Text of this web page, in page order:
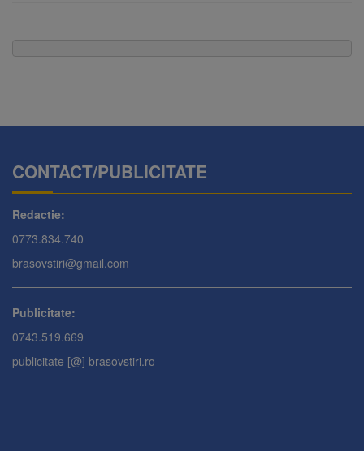
CONTACT/PUBLICITATE
Redactie:
0773.834.740
brasovstiri@gmail.com
Publicitate:
0743.519.669
publicitate [@] brasovstiri.ro